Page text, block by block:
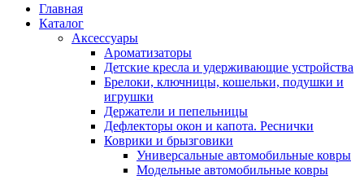
Главная
Каталог
Аксессуары
Ароматизаторы
Детские кресла и удерживающие устройства
Брелоки, ключницы, кошельки, подушки и
игрушки
Держатели и пепельницы
Дефлекторы окон и капота. Реснички
Коврики и брызговики
Универсальные автомобильные ковры
Модельные автомобильные ковры